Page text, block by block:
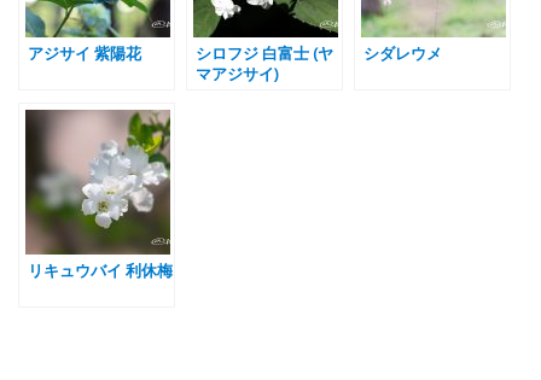
アジサイ 紫陽花
シロフジ 白富士 (ヤ
マアジサイ)
シダレウメ
リキュウバイ 利休梅